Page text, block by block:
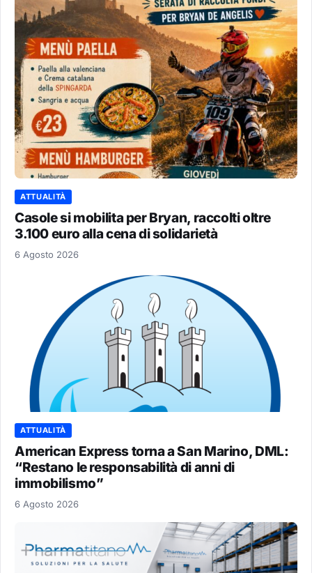
ATTUALITÀ
Casole si mobilita per Bryan, raccolti oltre
3.100 euro alla cena di solidarietà
6 Agosto 2026
ATTUALITÀ
American Express torna a San Marino, DML:
“Restano le responsabilità di anni di
immobilismo”
6 Agosto 2026